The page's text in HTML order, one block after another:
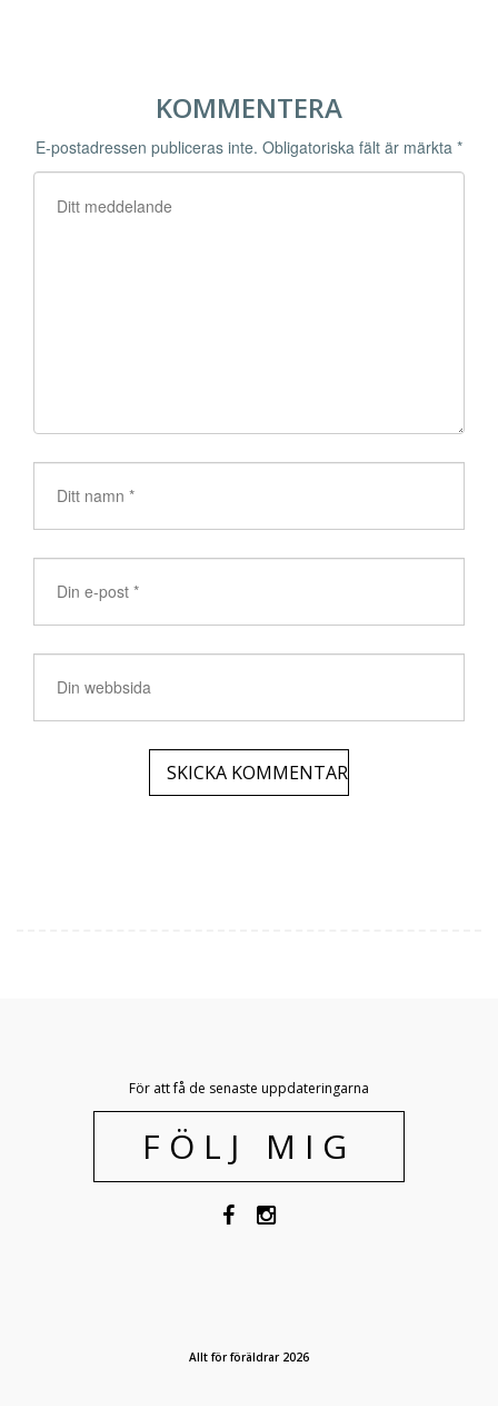
KOMMENTERA
E-postadressen publiceras inte. Obligatoriska fält är märkta *
För att få de senaste uppdateringarna
FÖLJ MIG
Allt för föräldrar 2026